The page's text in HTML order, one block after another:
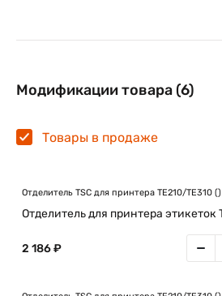
Модификации товара (6)
Товары в продаже
Отделитель TSC для принтера TE210/TE310 ()
Отделитель для принтера этикеток
2 186 ₽